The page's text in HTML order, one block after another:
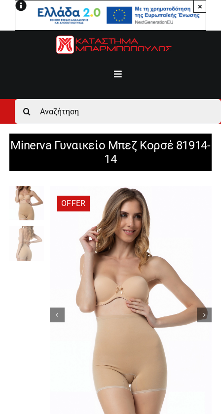
Μετάβαση
×
Toggle
Αρχική
Ανδρικά
Αγόρι
Κορίτσι
Εσώρουχα
Είδη Παρέλασης
Αναζήτηση
για:
Minerva Γυναικείο Μπεζ Κορσέ 81914-
14
OFFER